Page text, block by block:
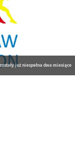
już niespełna dwa miesiące